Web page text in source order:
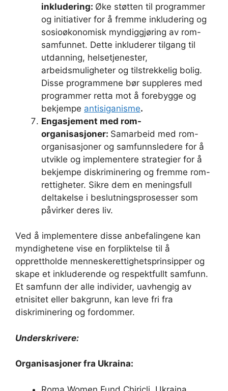
inkludering: Øke støtten til programmer
og initiativer for å fremme inkludering og
sosioøkonomisk myndiggjøring av rom-
samfunnet. Dette inkluderer tilgang til
utdanning, helsetjenester,
arbeidsmuligheter og tilstrekkelig bolig.
Disse programmene bør suppleres med
programmer retta mot å forebygge og
bekjempe antisiganisme.
Engasjement med rom-
organisasjoner: Samarbeid med rom-
organisasjoner og samfunnsledere for å
utvikle og implementere strategier for å
bekjempe diskriminering og fremme rom-
rettigheter. Sikre dem en meningsfull
deltakelse i beslutningsprosesser som
påvirker deres liv.
Ved å implementere disse anbefalingene kan
myndighetene vise en forpliktelse til å
opprettholde menneskerettighetsprinsipper og
skape et inkluderende og respektfullt samfunn.
Et samfunn der alle individer, uavhengig av
etnisitet eller bakgrunn, kan leve fri fra
diskriminering og fordommer.
Underskrivere:
Organisasjoner fra Ukraina: